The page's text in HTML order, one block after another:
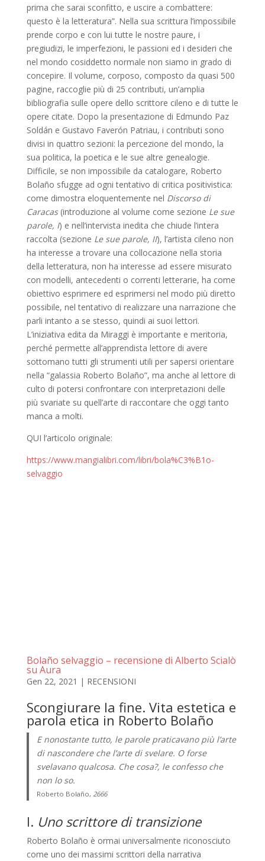
prima che sarai sconfitto, e uscire a combattere:
questo è la letteratura”. Nella sua scrittura l’impossibile
prende corpo e con lui tutte le nostre paure, i
pregiudizi, le imperfezioni, le passioni ed i desideri che
nel mondo cosiddetto normale non siamo in grado di
concepire. Il volume, corposo, composto da quasi 500
pagine, raccoglie più di 25 contributi, un’amplia
bibliografia sulle opere dello scrittore cileno e di tutte le
opere citate. Dopo la presentazione di Edmundo Paz
Soldán e Gustavo Faverón Patriau, i contributi sono
divisi in quattro sezioni: la percezione del mondo, la
sua politica, la poetica e le sue altre genealogie.
Difficile, se non impossibile da catalogare, Roberto
Bolaño sfugge ad ogni tentativo di critica positivistica:
come dimostra eloquentemente nel Discorso di
Caracas(introduzione al volume come sezione Le sue
parole, I) e nell’intervista inedita che chiude l’intera
raccolta (sezione Le sue parole, II), l’artista cileno non
ha interesse a trovare una collocazione nella storia
della letteratura, non ha interesse ad essere misurato
con modelli, antecedenti o correnti letterarie, ha come
obiettivo esprimere ed esprimersi nel modo più diretto
possibile, nel tentativo di realizzare una narrazione che
parli intanto a se stesso, quindi ai suoi lettori.
L’iniziativa edita da Miraggi è importante e meritoria,
perché permette all’apprendista lettore di avere
sottomano tutti gli strumenti utili per sapersi orientare
nella “galassia Roberto Bolaño”, ma anche al lettore di
culto di potersi confrontare con interpretazioni delle
più svariate su quell’arte di raccontare che oggi tanto
manca a molti.
QUI l’articolo originale:
https://www.mangialibri.com/libri/bola%C3%B1o-
selvaggio
Bolaño selvaggio – recensione di Alberto Scialò
su Aura
Gen 22, 2021 | RECENSIONI
Scongiurare la fine. Vita estetica e
parola etica in Roberto Bolaño
E nonostante tutto, le parole praticavano più l’arte
di nascondere che l’arte di svelare. O forse
svelavano qualcosa. Che cosa?, le confesso che
non lo so.
Roberto Bolaño, 2666
I. Uno scrittore di transizione
Roberto Bolaño è ormai universalmente riconosciuto
come uno dei massimi scrittori della narrativa